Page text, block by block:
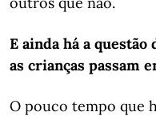
E ainda há a
as crianças passam
O pouco tempo que